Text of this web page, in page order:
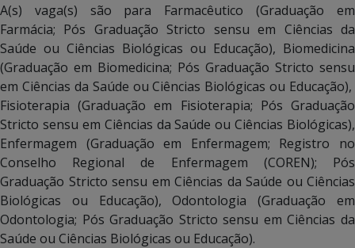
A(s) vaga(s) são para Farmacêutico (Graduação em
Farmácia; Pós Graduação Stricto sensu em Ciências da
Saúde ou Ciências Biológicas ou Educação), Biomedicina
(Graduação em Biomedicina; Pós Graduação Stricto sensu
em Ciências da Saúde ou Ciências Biológicas ou Educação),
Fisioterapia (Graduação em Fisioterapia; Pós Graduação
Stricto sensu em Ciências da Saúde ou Ciências Biológicas),
Enfermagem (Graduação em Enfermagem; Registro no
Conselho Regional de Enfermagem (COREN); Pós
Graduação Stricto sensu em Ciências da Saúde ou Ciências
Biológicas ou Educação), Odontologia (Graduação em
Odontologia; Pós Graduação Stricto sensu em Ciências da
Saúde ou Ciências Biológicas ou Educação).